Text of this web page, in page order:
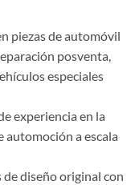
piezas de automóvil
posventa,
especiales
experiencia en la
automoción a escala
diseño original con